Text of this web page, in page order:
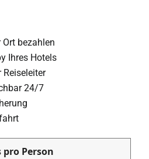
bezahlen
Ihres Hotels
Reiseleiter
24/7
pro Person